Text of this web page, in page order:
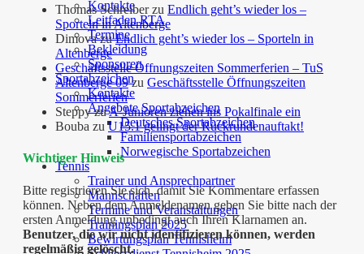
Kontakte
Leitfaden RTA
Termine
Bekleidung
Sponsoren
Sportabzeichen
Kontakte
Angebote Sportabzeichen
Deutsches Sportabzeichen
Familiensportabzeichen
Norwegische Sportabzeichen
Tennis
Trainer und Ansprechpartner
Mannschaften
Termine und Veranstaltungen
Trainingsplan 2025
Bewirtungsplan Tennisheim
Thomas Schreiberzu Endlich geht’s wieder los –
Sporteln in Altenberge
DimovazuEndlich geht’s wieder los – Sporteln in
Altenberge
Geschäftsstelle Öffnungszeiten Sommerferien – TuS
Altenberge 09zu Geschäftsstelle Öffnungszeiten
Sommerferien
SteppyzuA-Junioren ziehen ins Pokalfinale ein
Bouba zuU15.1 gelingt der Rückrundenauftakt!
Wichtiger Hinweis
Bitte registrieren Sie sich, damit Sie Kommentare erfassen
können. Neben dem Anmeldenamen geben Sie bitte nach der
ersten Anmeldung unbedingt auch Ihren Klarnamen an.
Benutzer, die wir nicht identifizieren können, werden
regelmäßig gelöscht.